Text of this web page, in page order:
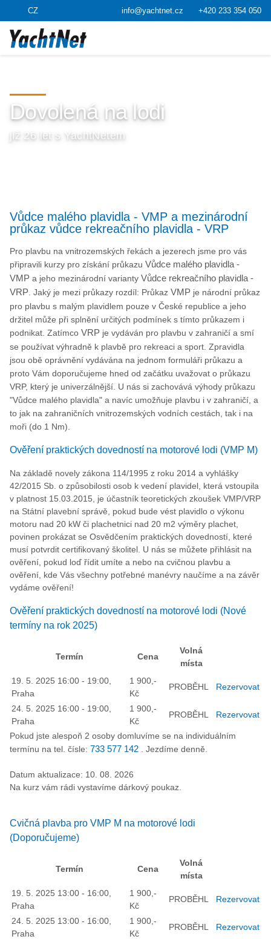
CZ info@yachtnet.cz +420 233 354 050
Dovolená na lodi
již 26 let s YachtNetem
Vůdce malého plavidla - VMP a mezinárodní
průkaz vůdce rekreačního plavidla - VRP
Pro plavbu na vnitrozemských řekách a jezerech jsme pro vás
připravili kurzy pro získání průkazu Vůdce malého plavidla -
VMP a jeho mezinárodní varianty Vůdce rekreačního plavidla -
VRP . Jaký je mezi průkazy rozdíl: Průkaz VMP je národní průkaz
pro plavbu s malým plavidlem pouze v České republice a jeho
držitel může při splnění určitých podmínek s tímto průkazem i
podnikat. Zatímco VRP je vydáván pro plavbu v zahraničí a smí
se používat výhradně k plavbě pro rekreaci a sport. Zpravidla
jsou obě oprávnění vydávána na jednom formuláři průkazu a
proto Vám doporučujeme hned od začátku uvažovat o průkazu
VRP, který je univerzálnější. U nás si zachovává výhody průkazu
"Vůdce malého plavidla" a navíc umožňuje plavbu i v zahraničí, a
to jak na zahraničních vnitrozemských vodních cestách, tak i na
moři (do 1 Nm).
Ověření praktických dovedností na motorové lodi (VMP M)
Na základě novely zákona 114/1995 z roku 2014 a vyhlášky
42/2015 Sb. o způsobilosti osob k vedení plavidel, která vstoupila
v platnost 15.03.2015, je účastník teoretických zkoušek VMP/VRP
na Státní plavební správě, pokud bude vést plavidlo o výkonu
motoru nad 20 kW či plachetnici nad 20 m2 výměry plachet,
povinen prokázat se Osvědčením praktických dovedností, které
musí potvrdit certifikovaný školitel. U nás se můžete přihlásit na
ověření, pokud loď řídit umíte a nebo na cvičnou plavbu a
ověření, kde Vás všechny potřebné manévry naučíme a na závěr
vydáme ověření!
Ověření praktických dovedností na motorové lodi (Nové
termíny na rok 2025)
Termín Cena
Volná
místa
19. 5. 2025 16:00 - 19:00,
Praha
1 900,-
Kč
PROBĚHL Rezervovat
24. 5. 2025 16:00 - 19:00,
Praha
1 900,-
Kč
PROBĚHL Rezervovat
Pokud jste alespoň 2 osoby domluvíme se na individuálním
termínu na tel. čísle: 733 577 142 . Jezdíme denně.
Datum aktualizace: 10. 08. 2026
Na kurz vám rádi vystavíme dárkový poukaz.
Cvičná plavba pro VMP M na motorové lodi
(Doporučujeme)
Termín Cena
Volná
místa
19. 5. 2025 13:00 - 16:00,
Praha
1 900,-
Kč
PROBĚHL Rezervovat
24. 5. 2025 13:00 - 16:00,
Praha
1 900,-
Kč
PROBĚHL Rezervovat